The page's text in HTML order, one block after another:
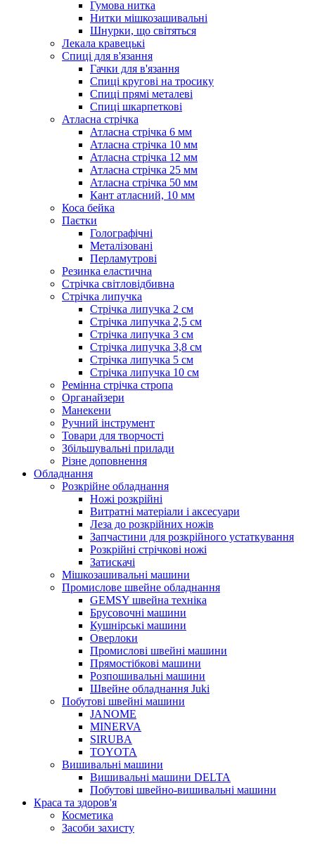
Гумова нитка
Нитки мішкозашивальні
Шнурки, що світяться
Лекала кравецькі
Cпиці для в'язання
Гачки для в'язання
Спиці кругові на тросику
Спиці прямі металеві
Спиці шкарпеткові
Атласна стрічка
Атласна стрічка 6 мм
Атласна стрічка 10 мм
Атласна стрічка 12 мм
Атласна стрічка 25 мм
Атласна стрічка 50 мм
Кант атласний, 10 мм
Коса бейка
Паєтки
Голографічні
Металізовані
Перламутрові
Резинка еластична
Стрічка світловідбивна
Стрічка липучка
Стрічка липучка 2 см
Стрічка липучка 2,5 см
Стрічка липучка 3 см
Стрічка липучка 3,8 см
Стрічка липучка 5 см
Стрічка липучка 10 см
Ремінна стрічка стропа
Органайзери
Манекени
Ручний інструмент
Товари для творчості
Збільшувальні прилади
Різне доповнення
Обладнання
Розкрійне обладнання
Ножі розкрійні
Витратні матеріали і аксесуари
Леза до розкрійних ножів
Запчастини для розкрійного устаткування
Розкрійні стрічкові ножі
Затискачі
Мішкозашивальні машини
Промислове швейне обладнання
GEMSY швейна техніка
Брусовочні машини
Кушнірські машини
Оверлоки
Промислові швейні машини
Прямостібкові машини
Розпошивальні машини
Швейне обладнання Juki
Побутові швейні машини
JANOME
MINERVA
SIRUBA
TOYOTA
Вишивальні машини
Вишивальні машини DELTA
Побутові швейно-вишивальні машини
Краса та здоров'я
Косметика
Засоби захисту